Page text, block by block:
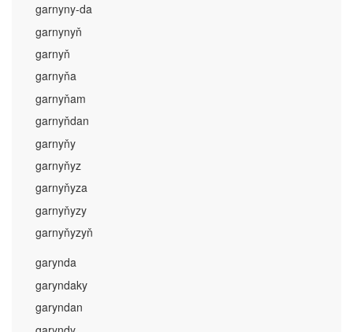
garnyny-da
garnynyň
garnyň
garnyňa
garnyňam
garnyňdan
garnyňy
garnyňyz
garnyňyza
garnyňyzy
garnyňyzyň
garynda
garyndaky
garyndan